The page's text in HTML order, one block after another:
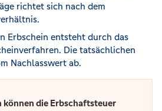
richtet sich nach dem
Erbschein entsteht durch das
Die tatsächlichen
Nachlasswert ab.
können die Erbschaftsteuer